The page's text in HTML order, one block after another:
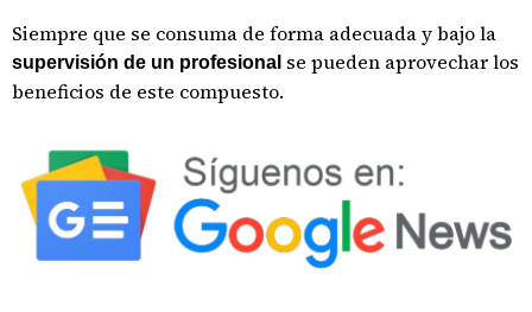
Siempre que se consuma de forma adecuada y bajo la
supervisión de un profesional se pueden aprovechar los
beneficios de este compuesto.